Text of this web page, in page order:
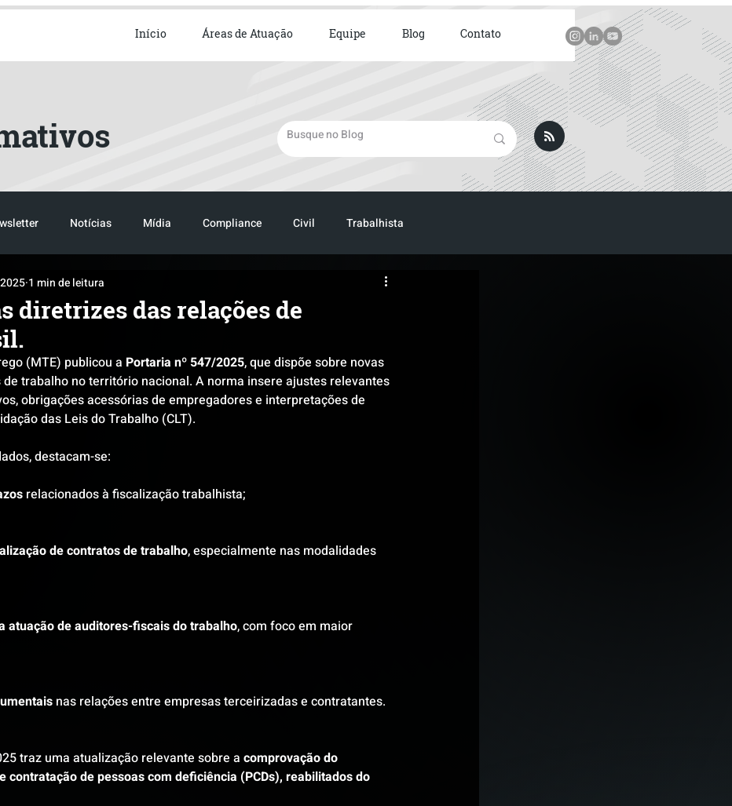
Início Áreas de Atuação Equipe Blog Contato
Notícias Mídia Compliance Civil Trabalhista
TRANSPORTE
diretrizes das relações de
1 min de leitura
(MTE) publicou a Portaria nº 547/2025, que dispõe sobre novas
trabalho no território nacional. A norma insere ajustes relevantes
obrigações acessórias de empregadores e interpretações de
das Leis do Trabalho (CLT).
destacam-se:
relacionados à fiscalização trabalhista;
de contratos de trabalho, especialmente nas modalidades
atuação de auditores-fiscais do trabalho, com foco em maior
nas relações entre empresas terceirizadas e contratantes.
traz uma atualização relevante sobre a comprovação do
contratação de pessoas com deficiência (PCDs), reabilitados do